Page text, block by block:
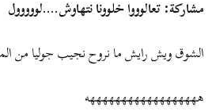
مشاركة: تعالوووا خلوونا نتهاوش....لووووول
الشوق ويش رايش ما نروح نجيب جوليا من
ههههههههههههههههههه